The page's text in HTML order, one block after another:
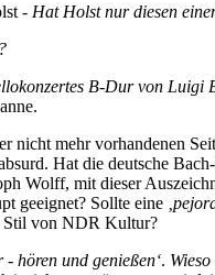
- Hat Holst nur diesen
B-Dur von
Hat die deutsche
Wolff, mit dieser
geeignet? Sollte eine
Stil von NDR Kultur?
- hören und genießen‘.